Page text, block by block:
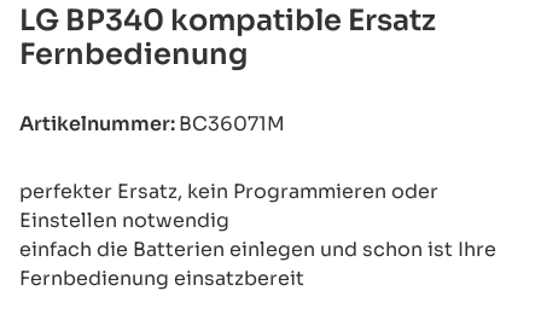
LG BP340 kompatible Ersatz
Fernbedienung
Artikelnummer:BC36071M
perfekter Ersatz, kein Programmieren oder
Einstellen notwendig
einfach die Batterien einlegen und schon ist Ihre
Fernbedienung einsatzbereit